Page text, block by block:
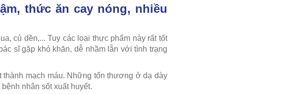
thức ăn cay nóng, nhiều
củ dền,... Tuy các loại thực phẩm này rất tốt
sĩ gặp khó khăn, dễ nhầm lẫn với tình trạng
thành mạch máu. Những tổn thương ở dạ dày
nhân sốt xuất huyết.